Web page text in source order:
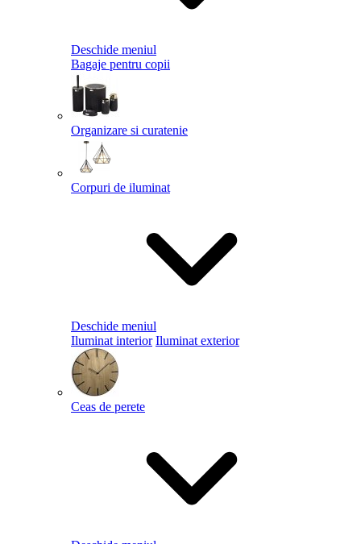
Deschide meniul
Bagaje pentru copii
Organizare si curatenie
Corpuri de iluminat
Deschide meniul
Iluminat interior Iluminat exterior
Ceas de perete